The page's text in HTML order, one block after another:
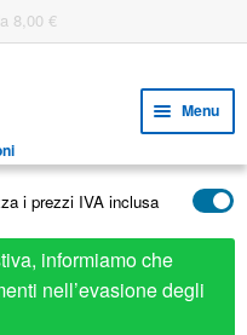
8,00 €
Menu
il
menu
child
child
i prezzi IVA inclusa
informiamo che
nell’evasione degli